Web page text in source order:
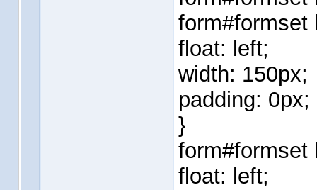
form#formset
float: left;
width: 150px;
padding: 0px;
}
form#formset
float: left;